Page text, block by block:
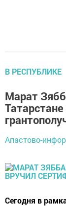
В РЕСПУБЛИКЕ
Марат
Апастово-
Сегодня в